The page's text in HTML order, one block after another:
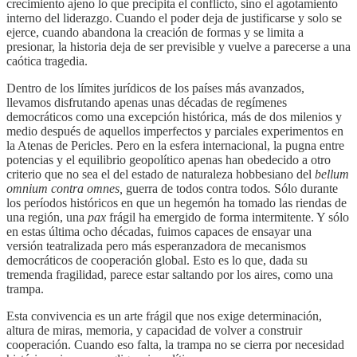
crecimiento ajeno lo que precipita el conflicto, sino el agotamiento
interno del liderazgo. Cuando el poder deja de justificarse y solo se
ejerce, cuando abandona la creación de formas y se limita a
presionar, la historia deja de ser previsible y vuelve a parecerse a una
caótica tragedia.
Dentro de los límites jurídicos de los países más avanzados,
llevamos disfrutando apenas unas décadas de regímenes
democráticos como una excepción histórica, más de dos milenios y
medio después de aquellos imperfectos y parciales experimentos en
la Atenas de Pericles. Pero en la esfera internacional, la pugna entre
potencias y el equilibrio geopolítico apenas han obedecido a otro
criterio que no sea el del estado de naturaleza hobbesiano del bellum
omnium contra omnes, guerra de todos contra todos. Sólo durante
los períodos históricos en que un hegemón ha tomado las riendas de
una región, una pax frágil ha emergido de forma intermitente. Y sólo
en estas última ocho décadas, fuimos capaces de ensayar una
versión teatralizada pero más esperanzadora de mecanismos
democráticos de cooperación global. Esto es lo que, dada su
tremenda fragilidad, parece estar saltando por los aires, como una
trampa.
Esta convivencia es un arte frágil que nos exige determinación,
altura de miras, memoria, y capacidad de volver a construir
cooperación. Cuando eso falta, la trampa no se cierra por necesidad